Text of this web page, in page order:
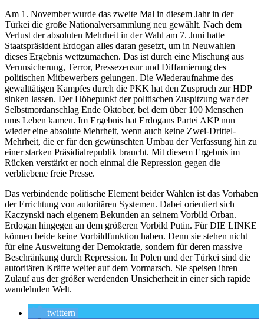
Am 1. November wurde das zweite Mal in diesem Jahr in der
Türkei die große Nationalversammlung neu gewählt. Nach dem
Verlust der absoluten Mehrheit in der Wahl am 7. Juni hatte
Staatspräsident Erdogan alles daran gesetzt, um in Neuwahlen
dieses Ergebnis wettzumachen. Das ist durch eine Mischung aus
Verunsicherung, Terror, Pressezensur und Diffamierung des
politischen Mitbewerbers gelungen. Die Wiederaufnahme des
gewalttätigen Kampfes durch die PKK hat den Zuspruch zur HDP
sinken lassen. Der Höhepunkt der politischen Zuspitzung war der
Selbstmordanschlag Ende Oktober, bei dem über 100 Menschen
ums Leben kamen. Im Ergebnis hat Erdogans Partei AKP nun
wieder eine absolute Mehrheit, wenn auch keine Zwei-Drittel-
Mehrheit, die er für den gewünschten Umbau der Verfassung hin zu
einer starken Präsidialrepublik braucht. Mit diesem Ergebnis im
Rücken verstärkt er noch einmal die Repression gegen die
verbliebene freie Presse.
Das verbindende politische Element beider Wahlen ist das Vorhaben
der Errichtung von autoritären Systemen. Dabei orientiert sich
Kaczynski nach eigenem Bekunden an seinem Vorbild Orban.
Erdogan hingegen an dem größeren Vorbild Putin. Für DIE LINKE
können beide keine Vorbildfunktion haben. Denn sie stehen nicht
für eine Ausweitung der Demokratie, sondern für deren massive
Beschränkung durch Repression. In Polen und der Türkei sind die
autoritären Kräfte weiter auf dem Vormarsch. Sie speisen ihren
Zulauf aus der größer werdenden Unsicherheit in einer sich rapide
wandelnden Welt.
twittern